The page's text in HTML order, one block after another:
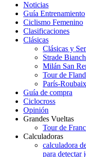
Noticias
Guía Entrenamiento
Ciclismo Femenino
Clasificaciones
Clásicas
Clásicas y
Strade
Milán San
Tour de
París-Roubaix
Guía de compra
Ciclocross
Opinión
Grandes Vueltas
Tour de
Calculadoras
calculadora
para detectar